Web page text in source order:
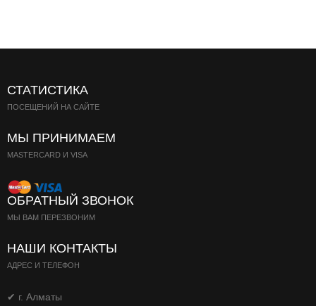
СТАТИСТИКА
ПОСЕЩЕНИЙ НА САЙТЕ
МЫ ПРИНИМАЕМ
MASTERCARD И VISA
ОБРАТНЫЙ ЗВОНОК
МЫ ВАМ ПЕРЕЗВОНИМ
НАШИ КОНТАКТЫ
АДРЕС И ТЕЛЕФОН
✔ г. Алматы